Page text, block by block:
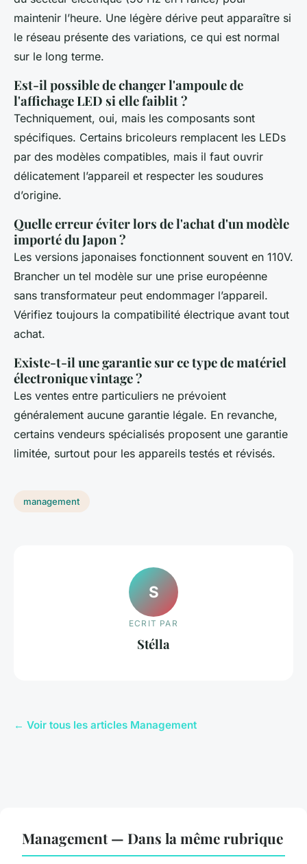
maintenir l’heure. Une légère dérive peut apparaître si
le réseau présente des variations, ce qui est normal
sur le long terme.
Est-il possible de changer l'ampoule de
l'affichage LED si elle faiblit ?
Techniquement, oui, mais les composants sont
spécifiques. Certains bricoleurs remplacent les LEDs
par des modèles compatibles, mais il faut ouvrir
délicatement l’appareil et respecter les soudures
d’origine.
Quelle erreur éviter lors de l'achat d'un modèle
importé du Japon ?
Les versions japonaises fonctionnent souvent en 110V.
Brancher un tel modèle sur une prise européenne
sans transformateur peut endommager l’appareil.
Vérifiez toujours la compatibilité électrique avant tout
achat.
Existe-t-il une garantie sur ce type de matériel
électronique vintage ?
Les ventes entre particuliers ne prévoient
généralement aucune garantie légale. En revanche,
certains vendeurs spécialisés proposent une garantie
limitée, surtout pour les appareils testés et révisés.
management
S
ECRIT PAR
Stélla
← Voir tous les articles Management
Management — Dans la même rubrique